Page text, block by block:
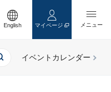
English マイページ